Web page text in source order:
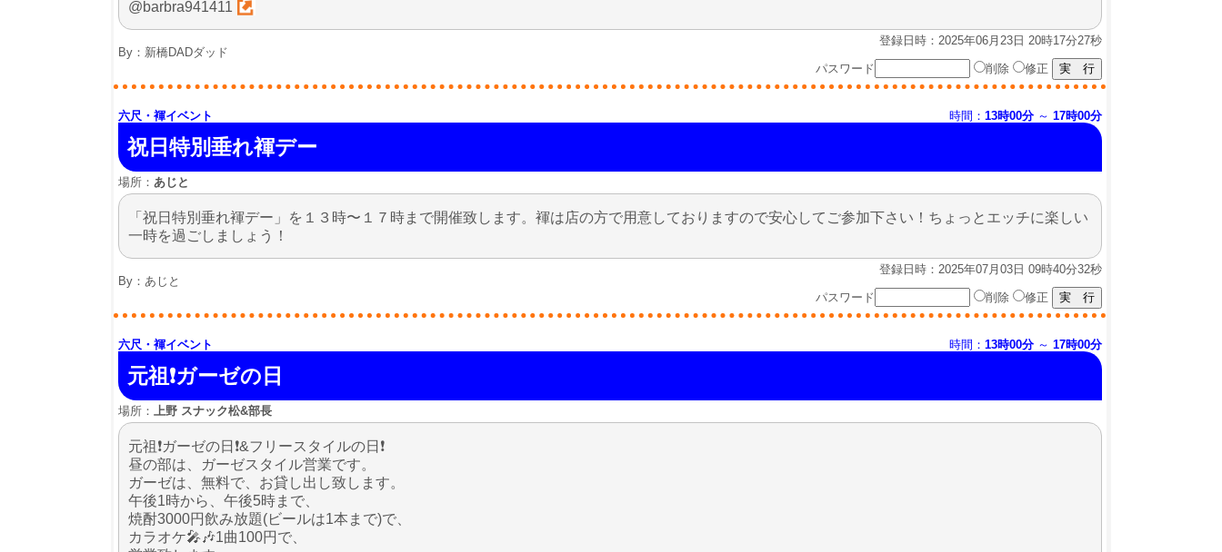
@barbra941411
登録日時：2025年06月23日 20時17分27秒
By： 新橋DADダッド
パスワード
削除 修正
六尺・褌イベント 時間： 13時00分～ 17時00分
祝日特別垂れ褌デー
場所： あじと
「祝日特別垂れ褌デー」を１３時〜１７時まで開催致します。褌は店の方で用意しておりますので安心してご参加下さい！ちょっとエッチに楽しい
一時を過ごしましょう！
登録日時：2025年07月03日 09時40分32秒
By： あじと
パスワード
削除 修正
六尺・褌イベント 時間： 13時00分～ 17時00分
元祖❗ガーゼの日
場所： 上野 スナック松&部長
元祖❗ガーゼの日❗&フリースタイルの日❗
昼の部は、ガーゼスタイル営業です。
ガーゼは、無料で、お貸し出し致します。
午後1時から、午後5時まで、
焼酎3000円飲み放題(ビールは1本まで)で、
カラオケ🎤🎶1曲100円で、